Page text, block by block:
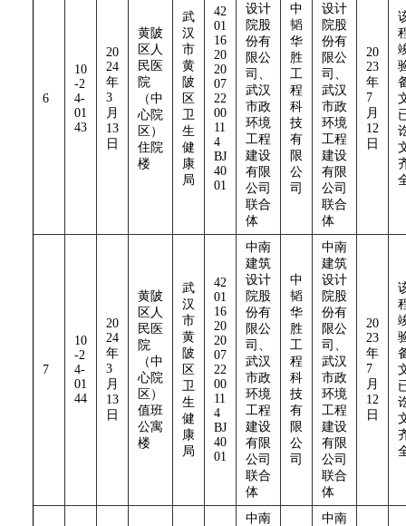
6
10
-2
4-
01
43
20
24
年
3
月
13
日
黄陂
区人
民医
院
（中
心院
区）
住院
楼
武
汉
市
黄
陂
区
卫
生
健
康
局
42
01
16
20
20
07
22
00
11
4
BJ
40
01
设计
院股
份有
限公
司、
武汉
市政
环境
工程
建设
有限
公司
联合
体
中
韬
华
胜
工
程
科
技
有
限
公
司
设计
院股
份有
限公
司、
武汉
市政
环境
工程
建设
有限
公司
联合
体
20
23
年
7
月
12
日
7
10
-2
4-
01
44
20
24
年
3
月
13
日
黄陂
区人
民医
院
（中
心院
区）
值班
公寓
楼
武
汉
市
黄
陂
区
卫
生
健
康
局
42
01
16
20
20
07
22
00
11
4
BJ
40
01
中南
建筑
设计
院股
份有
限公
司、
武汉
市政
环境
工程
建设
有限
公司
联合
体
中
韬
华
胜
工
程
科
技
有
限
公
司
中南
建筑
设计
院股
份有
限公
司、
武汉
市政
环境
工程
建设
有限
公司
联合
体
20
23
年
7
月
12
日
中南
中南